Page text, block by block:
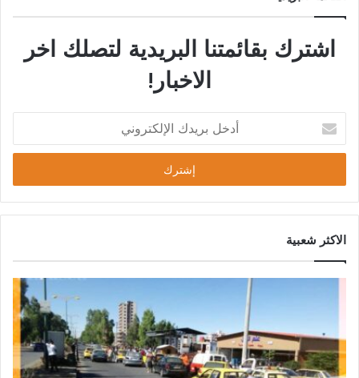
اشترك بقائمتنا البريدية لتصلك اخر
الاخبار!
الاكثر شعبية